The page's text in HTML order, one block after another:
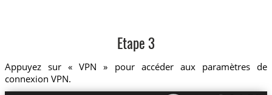
Etape 3
Appuyez sur « VPN » pour accéder aux paramètres de
connexion VPN.